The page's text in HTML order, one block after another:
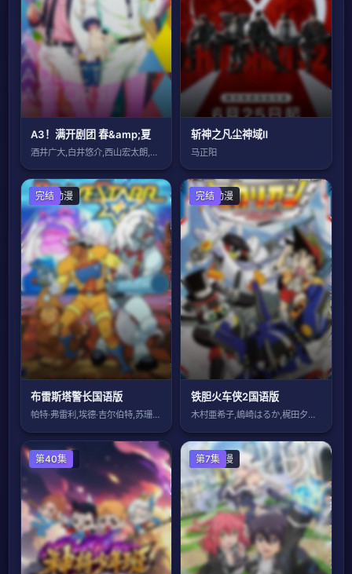
A3！满开剧团 春&amp;夏
酒井广大,白井悠介,西山宏太朗,浅沼晋太
斩神之凡尘神域Ⅱ
马正阳
欧美动漫
完结
布雷斯塔警长国语版
帕特·弗雷利,埃德·吉尔伯特,苏珊·布卢
日本动漫
完结
铁胆火车侠2国语版
木村亜希子,嶋崎はるか,梶田夕貴,真田麻
国产动漫
第40集 日本动漫
第7集